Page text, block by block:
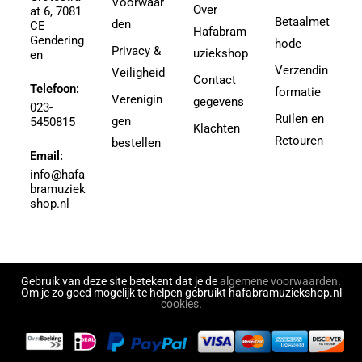
Agricole-Genin, Paul
Aguilar, Walter Leon
Aguilera, Christina
Ahbez, Eden
Ahle, Johann R.
Ahronheim, Albert
Airto Moreira Ramon Zenker
Aitken
Aitken, Robert
Al Hirt
Al-Odeh, Simon
Alain Silvestri
3.5
30
3e divisie
4
4,5
4,5 (3e divisie)
4.5
6
7
43497
43526
at 6, 7081
CE
Gendering
en
Telefoon:
023-
5450815
Email:
info@hafa
bramuziek
shop.nl
den
Privacy &
Veiligheid
Verenigin
gen
bestellen
Over
Hafabram
uziekshop
Contact
gegevens
Klachten
Betaalmet
hode
Verzendin
formatie
Ruilen en
Retouren
Gebruik van deze site betekent dat je dealgemene voorwaarden.
Om je zo goed mogelijk te helpen gebruikt hafabramuziekshop.nl
cookies.